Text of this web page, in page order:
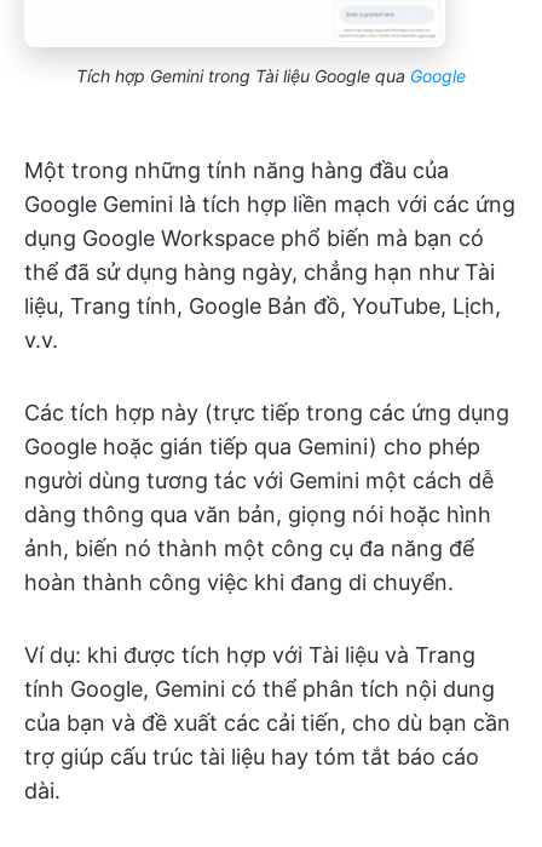
Tích hợp Gemini trong Tài liệu Google qua Google
Một trong những tính năng hàng đầu của
Google Gemini là tích hợp liền mạch với các ứng
dụng Google Workspace phổ biến mà bạn có
thể đã sử dụng hàng ngày, chẳng hạn như Tài
liệu, Trang tính, Google Bản đồ, YouTube, Lịch,
v.v.
Các tích hợp này (trực tiếp trong các ứng dụng
Google hoặc gián tiếp qua Gemini) cho phép
người dùng tương tác với Gemini một cách dễ
dàng thông qua văn bản, giọng nói hoặc hình
ảnh, biến nó thành một công cụ đa năng để
hoàn thành công việc khi đang di chuyển.
Ví dụ: khi được tích hợp với Tài liệu và Trang
tính Google, Gemini có thể phân tích nội dung
của bạn và đề xuất các cải tiến, cho dù bạn cần
trợ giúp cấu trúc tài liệu hay tóm tắt báo cáo
dài.